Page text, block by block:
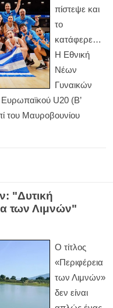
πίστεψε και
το
κατάφερε…
Η Εθνική
Νέων
Γυναικών
Ευρωπαϊκού U20 (B’
του Μαυροβουνίου
"Δυτική
των Λιμνών"
Ο τίτλος
«Περιφέρεια
των Λιμνών»
δεν είναι